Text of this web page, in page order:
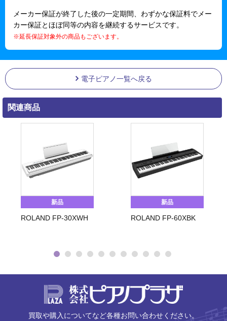
メーカー保証が終了した後の一定期間、わずかな保証料でメー
カー保証とほぼ同等の内容を継続するサービスです。
※延長保証対象外の商品もございます。
電子ピアノ一覧へ戻る
関連商品
新品
ROLAND FP-30XWH
新品
ROLAND FP-60XBK
買取や購入についてなど各種お問い合わせください。